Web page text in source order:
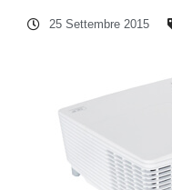
25 Settembre 2015